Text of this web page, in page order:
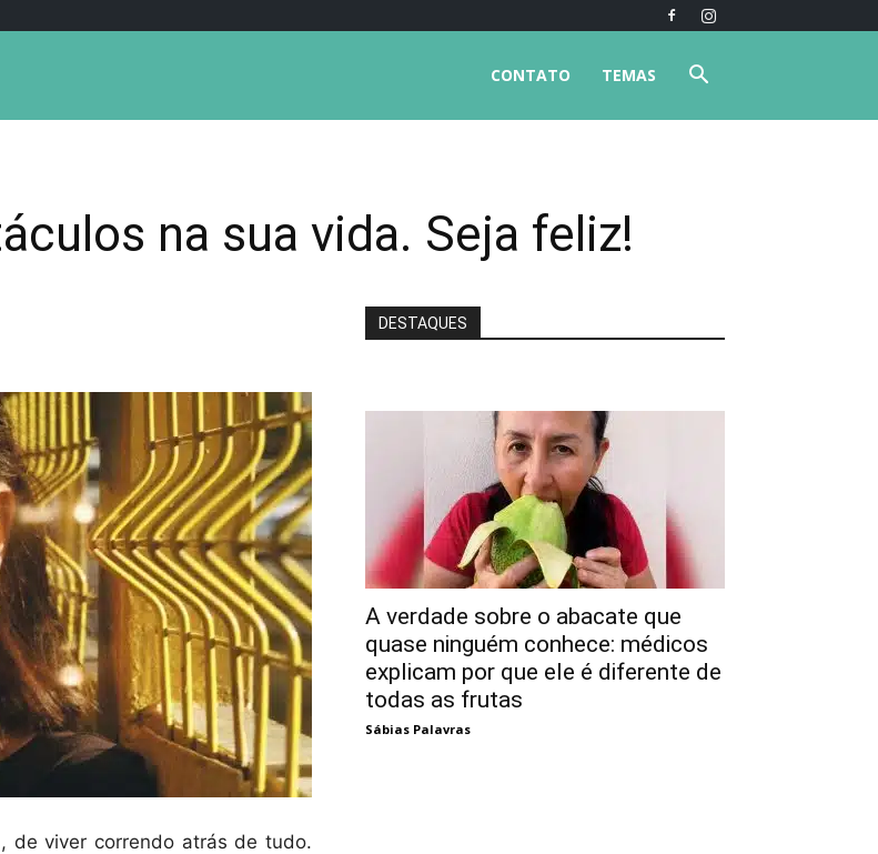
TEMAS
CONTATO
na sua vida. Seja feliz!
de viver correndo atrás de tudo.
DESTAQUES
A verdade sobre o abacate que
quase ninguém conhece: médicos
explicam por que ele é diferente de
todas as frutas
Sábias Palavras